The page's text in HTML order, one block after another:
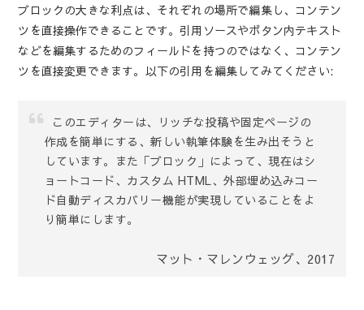
ブロックの大きな利点は、それぞれの場所で編集し、コンテン
ツを直接操作できることです。引用ソースやボタン内テキスト
などを編集するためのフィールドを持つのではなく、コンテン
ツを直接変更できます。以下の引用を編集してみてください:
このエディターは、リッチな投稿や固定ページの
作成を簡単にする、新しい執筆体験を生み出そうと
しています。また「ブロック」によって、現在はシ
ョートコード、カスタム HTML、外部埋め込みコー
ド自動ディスカバリー機能が実現していることをよ
り簡単にします。
マット・マレンウェッグ、2017